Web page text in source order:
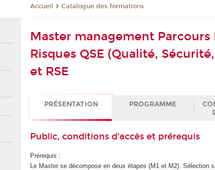
Accueil Catalogue des formations
Master management
Risques QSE (Qualité,
et RSE
PRÉSENTATION PROGRAMME
Public, conditions d’accès et prérequis
Prérequis :
Le Master se décompose en deux étapes (M1 et M2). Sélection